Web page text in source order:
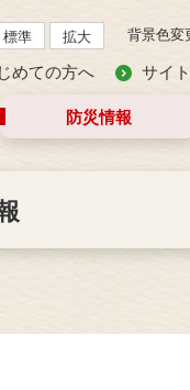
標準 拡大 背景色変
めての方へ サイ
防災情報